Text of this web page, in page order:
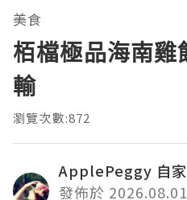
美食
栢檔極品海南
輸
瀏覽次數:872
ApplePeggy 自
發佈於 2026.08.01